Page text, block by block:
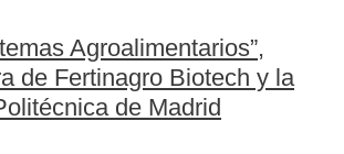
Agroalimentarios”,
de Fertinagro Biotech y la
de Madrid